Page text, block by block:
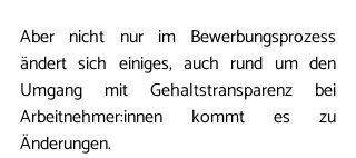
Aber nicht nur im Bewerbungsprozess
ändert sich einiges, auch rund um den
Umgang mit Gehaltstransparenz bei
Arbeitnehmer:innen kommt es zu
Änderungen.